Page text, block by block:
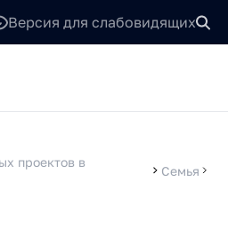
Версия для слабовидящих
проектов в
Семья